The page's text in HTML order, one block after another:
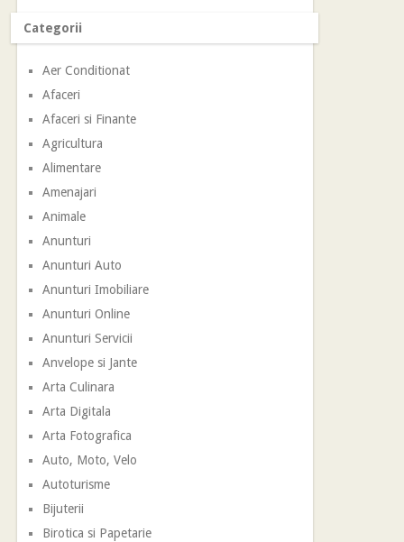
Categorii
Aer Conditionat
Afaceri
Afaceri si Finante
Agricultura
Alimentare
Amenajari
Animale
Anunturi
Anunturi Auto
Anunturi Imobiliare
Anunturi Online
Anunturi Servicii
Anvelope si Jante
Arta Culinara
Arta Digitala
Arta Fotografica
Auto, Moto, Velo
Autoturisme
Bijuterii
Birotica si Papetarie